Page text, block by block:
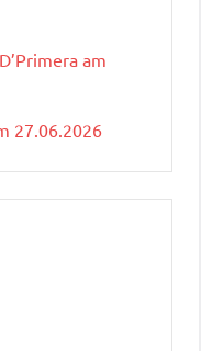
am
27.06.2026